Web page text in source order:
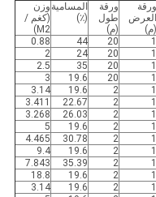
ورقة
العرض
(م)
ورقة
طول
(م)
المسامية
(٪)
وزن
(كغم /
M2)
1
20
44
0.88
1
20
24
2
1
20
35
2.5
1
20
19.6
3
1
2
19.6
3.14
1
2
22.67
3.411
1
2
26.03
3.268
1
2
19.6
5
1
2
30.78
4.465
1
2
19.6
9.4
1
2
35.39
7.843
1
2
19.6
18.8
1
2
19.6
3.14